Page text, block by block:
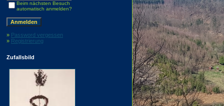
Beim nächsten Besuch
automatisch anmelden?
» Password vergessen
» Registrierung
Zufallsbild